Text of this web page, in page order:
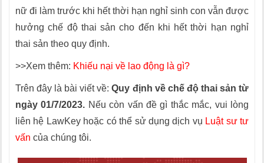
nữ đi làm trước khi hết thời hạn nghỉ sinh con vẫn được
hưởng chế độ thai sản cho đến khi hết thời hạn nghỉ
thai sản theo quy định.
>>Xem thêm: Khiếu nại về lao động là gì?
Trên đây là bài viết về:Quy định về chế độ thai sản từ
ngày 01/7/2023. Nếu còn vấn đề gì thắc mắc, vui lòng
liên hệ LawKey hoặc có thể sử dụng dịch vụ Luật sư tư
vấn của chúng tôi.